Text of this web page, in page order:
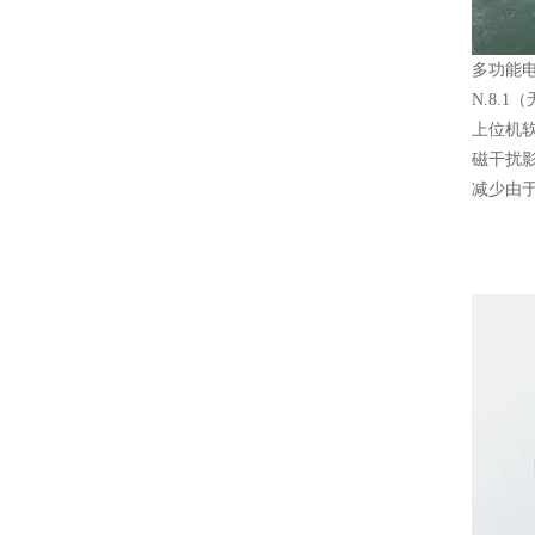
多功能
N.8.1（
上位机
磁干扰
减少由